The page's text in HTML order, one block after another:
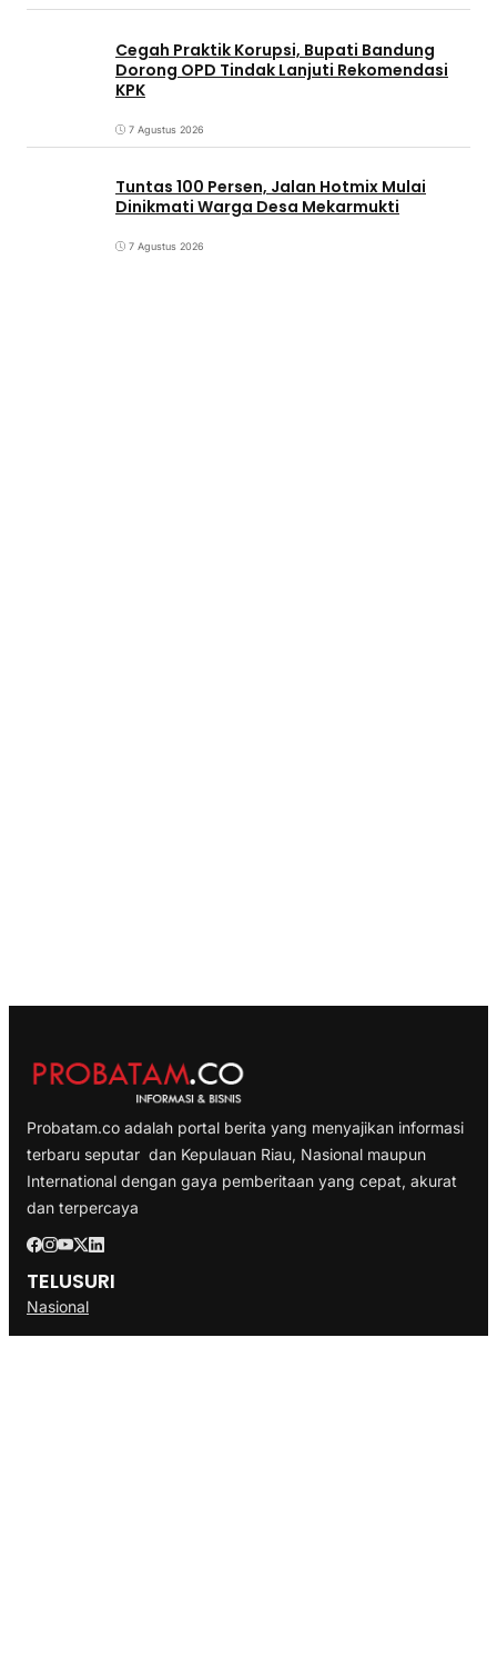
Cegah Praktik Korupsi, Bupati Bandung
Dorong OPD Tindak Lanjuti Rekomendasi
KPK
7 Agustus 2026
Tuntas 100 Persen, Jalan Hotmix Mulai
Dinikmati Warga Desa Mekarmukti
7 Agustus 2026
Probatam.co adalah portal berita yang menyajikan informasi
terbaru seputar dan Kepulauan Riau, Nasional maupun
International dengan gaya pemberitaan yang cepat, akurat
dan terpercaya
TELUSURI
Nasional
Internasional